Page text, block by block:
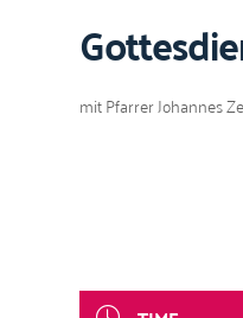
mit Pfar­rer Johannes